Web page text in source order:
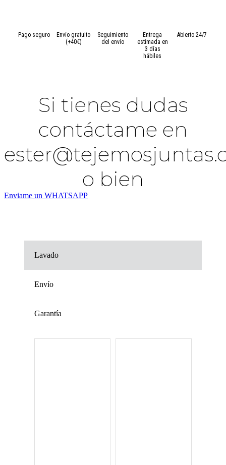
Pago seguro
Envío gratuito
(+40€)
Seguimiento
del envío
Entrega
estimada en
3 días
hábiles
Abierto 24/7
Si tienes dudas
contáctame en
o bien
Enviame un WHATSAPP
Lavado
Envío
Garantía